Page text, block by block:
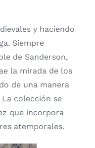
y haciendo
Siempre
de Sanderson,
la mirada de los
de una manera
colección se
que incorpora
atemporales.